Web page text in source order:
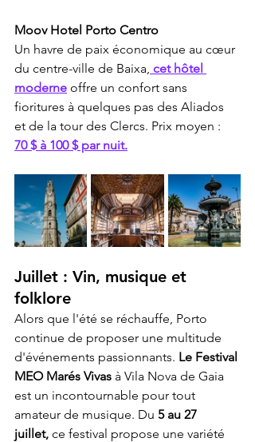
Moov Hotel Porto Centro
Un havre de paix économique au cœur
du centre-ville de Baixa, cet hôtel
moderne offre un confort sans
fioritures à quelques pas des Aliados
et de la tour des Clercs. Prix moyen :
70 $ à 100 $ par nuit.
Juillet : Vin, musique et
folklore
Alors que l'été se réchauffe, Porto
continue de proposer une multitude
d'événements passionnants. Le Festival
MEO Marés Vivas à Vila Nova de Gaia
est un incontournable pour tout
amateur de musique. Du 5 au 27
juillet, ce festival propose une variété